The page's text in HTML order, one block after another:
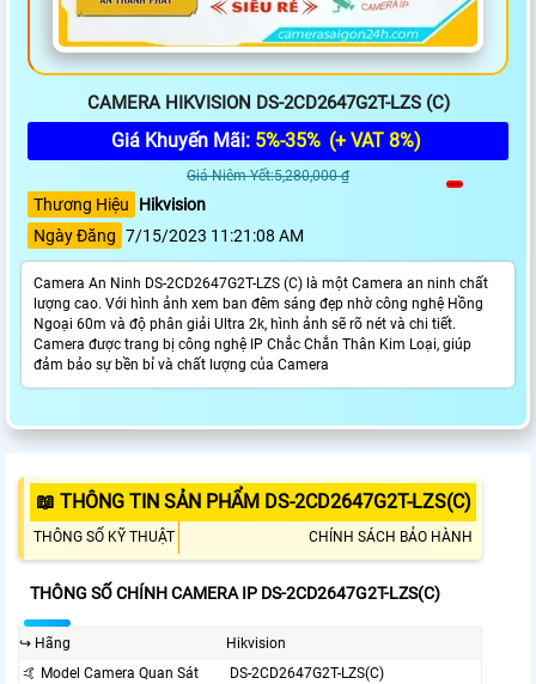
CAMERA HIKVISION DS-2CD2647G2T-LZS (C)
Giá Khuyến Mãi: 5%-35% (+ VAT 8%)
Giá Niêm Yết:5,280,000 ₫
Thương Hiệu
Hikvision
Ngày Đăng 7/15/2023 11:21:08 AM
Camera An Ninh DS-2CD2647G2T-LZS (C) là một Camera an ninh chất
lượng cao. Với hình ảnh xem ban đêm sáng đẹp nhờ công nghệ Hồng
Ngoại 60m và độ phân giải Ultra 2k, hình ảnh sẽ rõ nét và chi tiết.
Camera được trang bị công nghệ IP Chắc Chắn Thân Kim Loại, giúp
đảm bảo sự bền bỉ và chất lượng của Camera
📖 THÔNG TIN SẢN PHẨM DS-2CD2647G2T-LZS(C)
THÔNG SỐ KỸ THUẬT CHÍNH SÁCH BẢO HÀNH
THÔNG SỐ CHÍNH CAMERA IP DS-2CD2647G2T-LZS(C)
↪️ Hãng
Hikvision
🤙 Model Camera Quan Sát
DS-2CD2647G2T-LZS(C)